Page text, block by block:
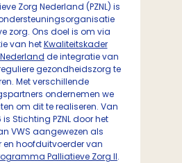
Zorg Nederland (PZNL) is
zorg. Ons doel is om via
van hetKwaliteitskader
Nederland de integratie van
gezondheidszorg te
Met verschillende
ondernemen we
om dit te realiseren. Van
Stichting PZNL door het
VWS aangewezen als
en hoofduitvoerder van
Palliatieve Zorg II.